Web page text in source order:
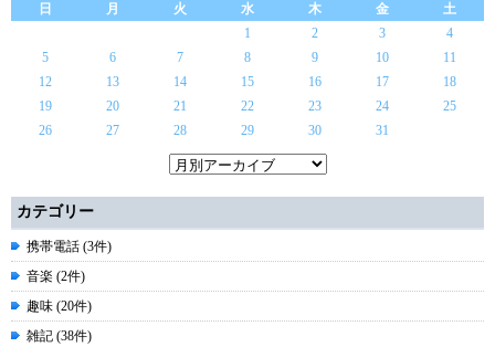
日
月 火 水 木 金
土
1
2 3
4
5
6 7 8 9 10
11
12
13 14 15 16 17
18
19
20 21 22 23 24
25
26
27 28 29 30 31
カテゴリー
携帯電話 (3件)
音楽 (2件)
趣味 (20件)
雑記 (38件)